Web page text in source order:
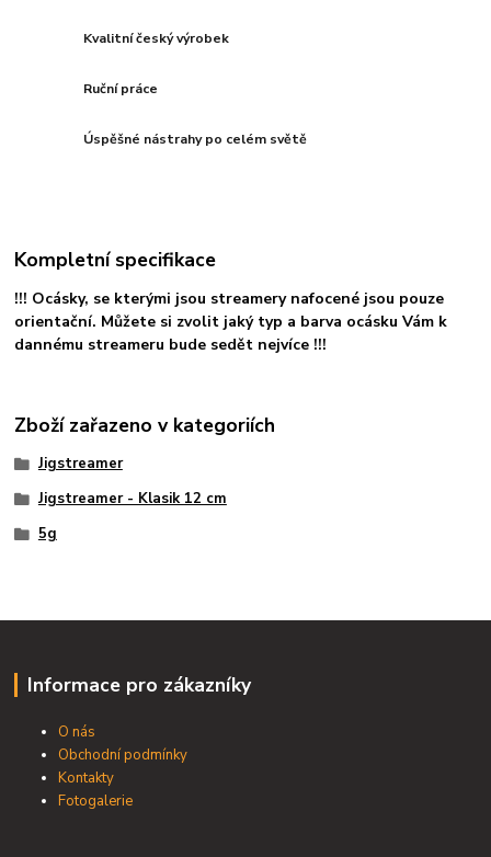
Kvalitní český výrobek
Ruční práce
Úspěšné nástrahy po celém světě
Kompletní specifikace
!!! Ocásky, se kterými jsou streamery nafocené jsou pouze
orientační. Můžete si zvolit jaký typ a barva ocásku Vám k
dannému streameru bude sedět nejvíce !!!
Zboží zařazeno v kategoriích
Jigstreamer
Jigstreamer - Klasik 12 cm
5g
Informace pro zákazníky
O nás
Obchodní podmínky
Kontakty
Fotogalerie